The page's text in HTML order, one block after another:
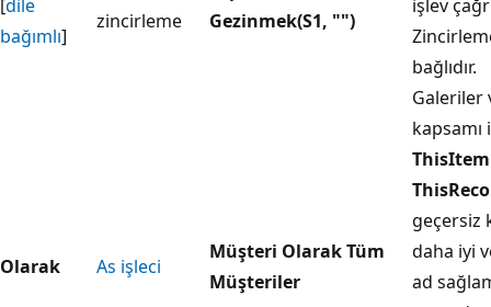
[dile
bağımlı]
zincirleme
Gezinmek(S1, "")
işlev
bağlıdır.
Olarak As işleci
Müşteri Olarak Tüm
Müşteriler
Galeriler
ThisItem
geçersiz
daha iyi
ad